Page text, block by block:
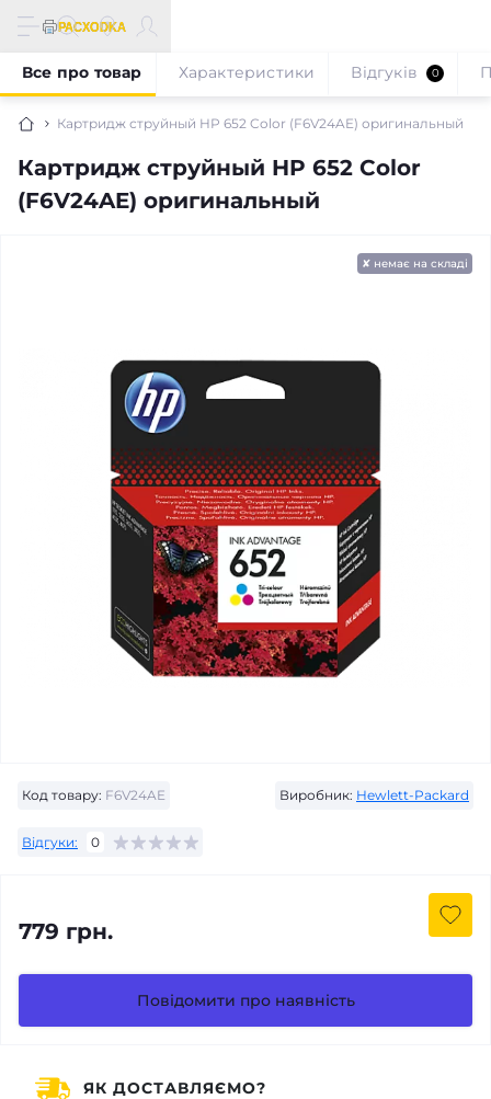
Картридж струйный HP 652 Color (F6V24AE) оригинальный
Картридж струйный HP 652 Color
(F6V24AE) оригинальный
Все про товар Характеристики Відгуків 0
✘ немає на складі
Код товару: F6V24AE Виробник: Hewlett-Packard
Відгуки: 0
779 грн.
Повідомити про наявність
ЯК ДОСТАВЛЯЄМО?